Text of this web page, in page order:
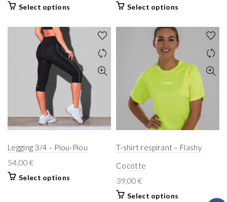
Select options Select options
Legging 3/4 – Piou-Piou
54,00€
Select options
T-shirt respirant – Flashy
Cocotte
39,00€
Select options